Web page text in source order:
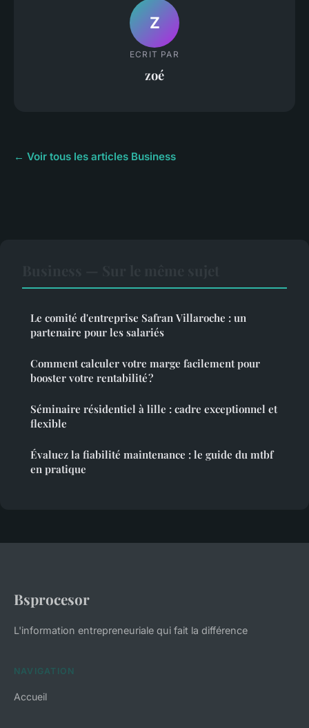
Z
ECRIT PAR
zoé
← Voir tous les articles Business
Le comité d'entreprise Safran Villaroche : un
partenaire pour les salariés
Comment calculer votre marge facilement pour
booster votre rentabilité ?
Séminaire résidentiel à lille : cadre exceptionnel et
flexible
Évaluez la fiabilité maintenance : le guide du mtbf
en pratique
Bsprocesor
L'information entrepreneuriale qui fait la différence
NAVIGATION
Accueil